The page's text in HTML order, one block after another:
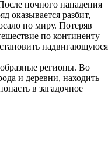
ночного нападения
оказывается разбит,
по миру. Потеряв
по континенту
надвигающуюся
регионы. Во
и деревни, находить
в загадочное